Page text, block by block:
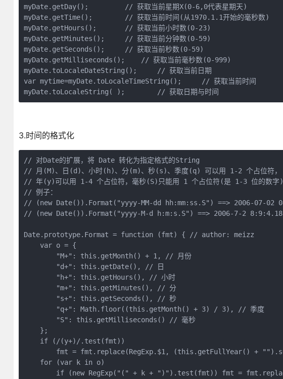
myDate.getDay();         // 获取当前星期X(0-6,0代表星期天)
myDate.getTime();        // 获取当前时间(从1970.1.1开始的毫秒数)
myDate.getHours();       // 获取当前小时数(0-23)
myDate.getMinutes();     // 获取当前分钟数(0-59)
myDate.getSeconds();     // 获取当前秒数(0-59)
myDate.getMilliseconds();    // 获取当前毫秒数(0-999)
myDate.toLocaleDateString();     // 获取当前日期
var mytime=myDate.toLocaleTimeString();     // 获取当前时间
myDate.toLocaleString( );        // 获取日期与时间
3.时间的格式化
// 对Date的扩展，将 Date 转化为指定格式的String
// 月(M)、日(d)、小时(h)、分(m)、秒(s)、季度(q) 可以用 1-2 个占位符，
// 年(y)可以用 1-4 个占位符，毫秒(S)只能用 1 个占位符(是 1-3 位的数字)
// 例子：
// (new Date()).Format("yyyy-MM-dd hh:mm:ss.S") ==> 2006-07-02
// (new Date()).Format("yyyy-M-d h:m:s.S") ==> 2006-7-2 8:9:4.18
Date.prototype.Format = function (fmt) { // author: meizz
    var o = {
        "M+": this.getMonth() + 1, // 月份
        "d+": this.getDate(), // 日
        "h+": this.getHours(), // 小时
        "m+": this.getMinutes(), // 分
        "s+": this.getSeconds(), // 秒
        "q+": Math.floor((this.getMonth() + 3) / 3), // 季度
        "S": this.getMilliseconds() // 毫秒
    };
    if (/(y+)/.test(fmt))
fmt = fmt.replace(RegExp.$1, (this.getFullYear() +
    for (var k in o)
if (new RegExp("(" + k + ")").test(fmt)) fmt =